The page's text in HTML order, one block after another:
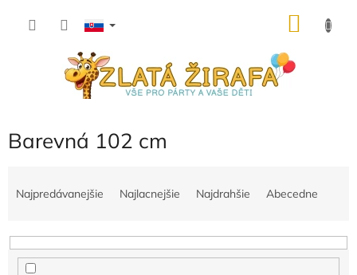
Barevná 102 cm
n
Najpredávanejšie Najlacnejšie Najdrahšie Abecedne